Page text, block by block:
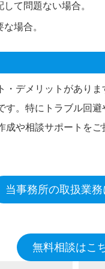
て問題ない場合。
場合。
デメリットがあり
す。特にトラブル回
成や相談サポートを
当事務所の取扱業務
無料相談はこ